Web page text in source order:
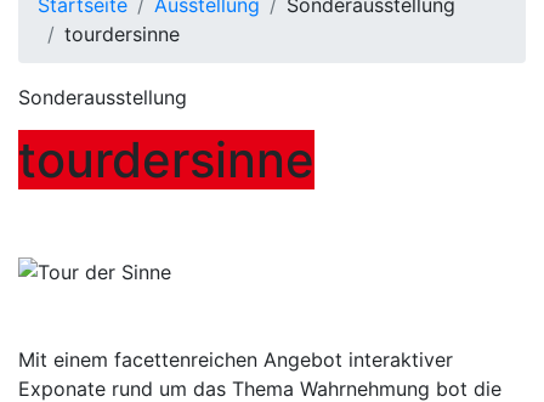
tourdersinne
Sonderausstellung
tourdersinne
Mit einem facettenreichen Angebot interaktiver
Exponate rund um das Thema Wahrnehmung bot die